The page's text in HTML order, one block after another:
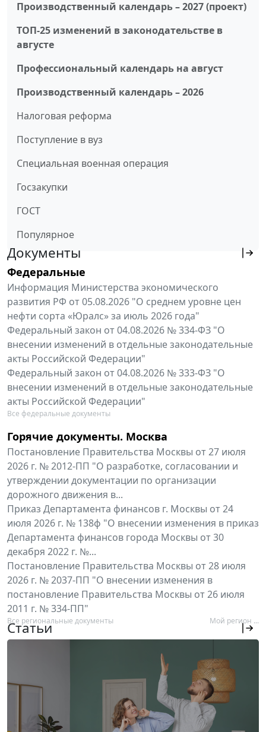
Производственный календарь – 2027 (проект)
ТОП-25 изменений в законодательстве в
августе
Профессиональный календарь на август
Производственный календарь – 2026
Налоговая реформа
Поступление в вуз
Специальная военная операция
Госзакупки
ГОСТ
Популярное
Документы
Федеральные
Информация Министерства экономического
развития РФ от 05.08.2026 "О среднем уровне цен
нефти сорта «Юралс» за июль 2026 года"
Федеральный закон от 04.08.2026 № 334-ФЗ "О
внесении изменений в отдельные законодательные
акты Российской Федерации"
Федеральный закон от 04.08.2026 № 333-ФЗ "О
внесении изменений в отдельные законодательные
акты Российской Федерации"
Все федеральные документы
Горячие документы. Москва
Постановление Правительства Москвы от 27 июля
2026 г. № 2012-ПП "О разработке, согласовании и
утверждении документации по организации
дорожного движения в...
Приказ Департамента финансов г. Москвы от 24
июля 2026 г. № 138ф "О внесении изменения в приказ
Департамента финансов города Москвы от 30
декабря 2022 г. №...
Постановление Правительства Москвы от 28 июля
2026 г. № 2037-ПП "О внесении изменения в
постановление Правительства Москвы от 26 июля
2011 г. № 334-ПП"
Все региональные документы Мой регион ...
Статьи